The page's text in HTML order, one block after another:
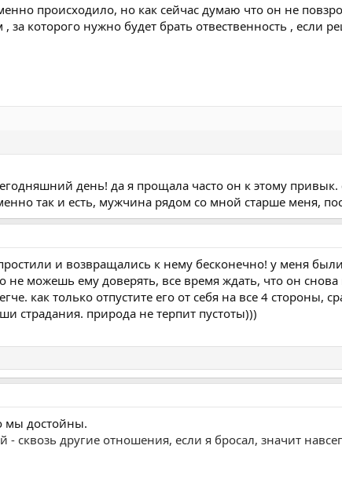
происходило, но как сейчас думаю что он не
которого нужно будет брать отвественность , если
день! да я прощала часто он к этому
так и есть, мужчина рядом со мной старше меня,
и возвращались к нему бесконечно! у меня
не можешь ему доверять, все время ждать, что он снова
как только отпустите его от себя на все 4 стороны,
страдания. природа не терпит пустоты)))
мы достойны.
сквозь другие отношения, если я бросал, значит